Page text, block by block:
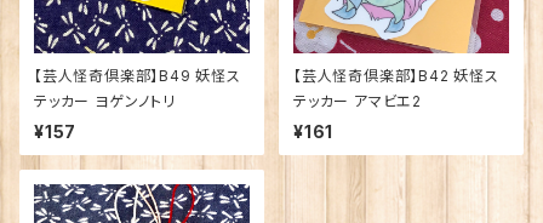
【芸人怪奇倶楽部】B49 妖怪ス
テッカー ヨゲンノトリ
¥157
【芸人怪奇倶楽部】B42 妖怪ス
テッカー アマビエ2
¥161